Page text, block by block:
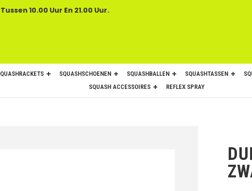
10.00 Uur En 21.00 Uur.
SQUASHSCHOENEN SQUASHBALLEN SQUASHTASSEN
SQUASH ACCESSOIRES
REFLEX SPRAY